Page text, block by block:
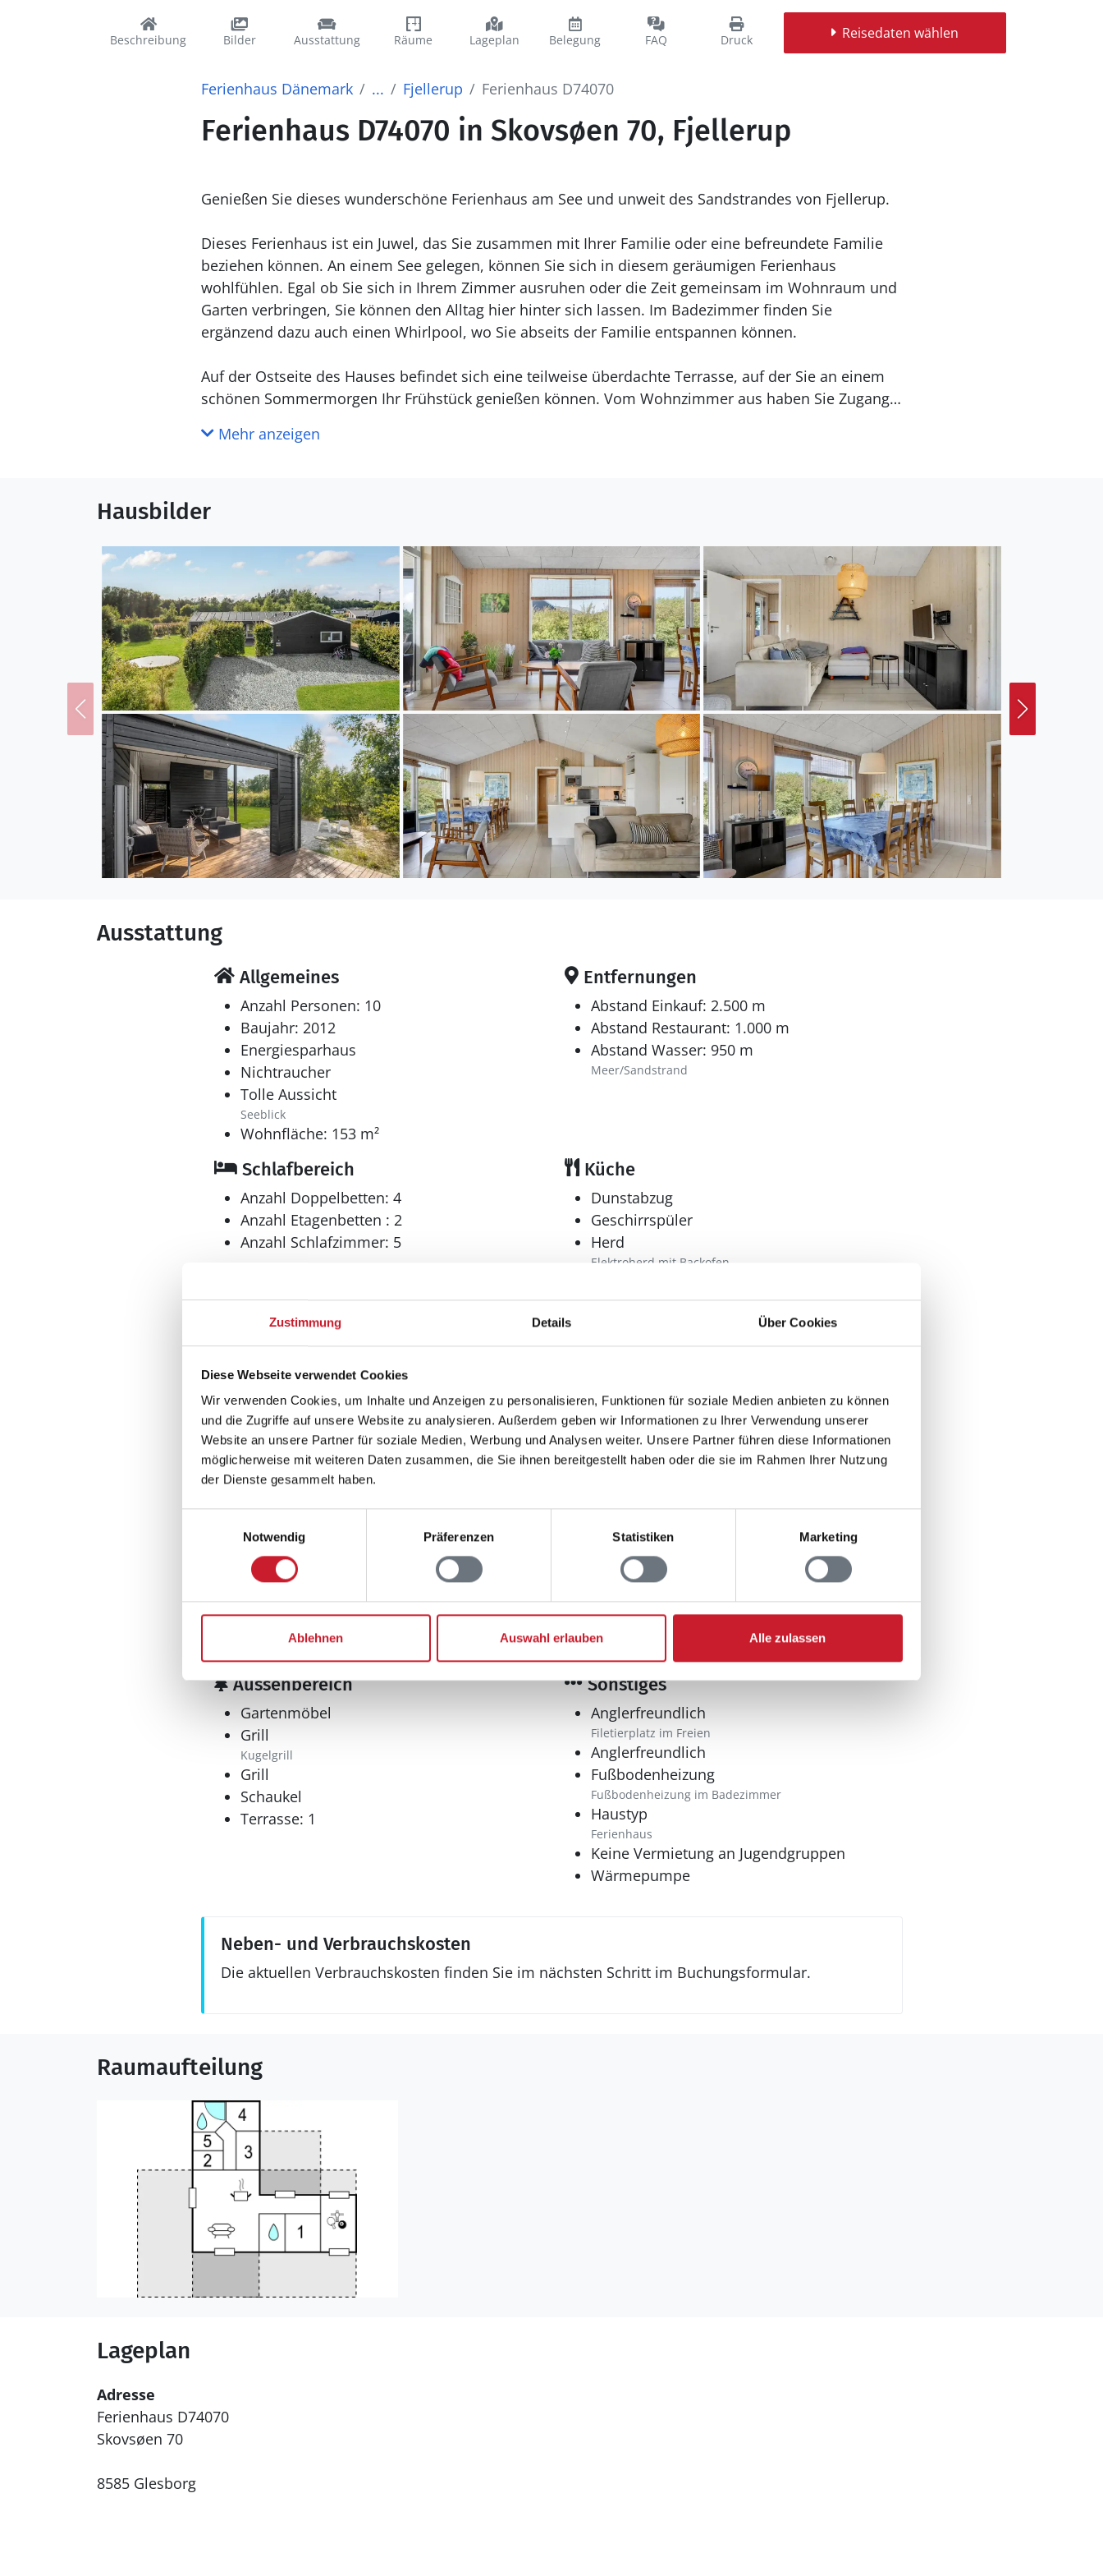
Zustimmung Details Über Cookies
Diese Webseite verwendet Cookies
Wir verwenden Cookies, um Inhalte und Anzeigen zu personalisieren, Funktionen für soziale Medien anbieten zu können
und die Zugriffe auf unsere Website zu analysieren. Außerdem geben wir Informationen zu Ihrer Verwendung unserer
Website an unsere Partner für soziale Medien, Werbung und Analysen weiter. Unsere Partner führen diese Informationen
möglicherweise mit weiteren Daten zusammen, die Sie ihnen bereitgestellt haben oder die sie im Rahmen Ihrer Nutzung
der Dienste gesammelt haben.
Notwendig
Präferenzen Statistiken Marketing
Ablehnen Auswahl erlauben Alle zulassen
Beschreibung Bilder Ausstattung Räume Lageplan Belegung FAQ Druck Reisedaten wählen
Ferienhaus Dänemark ... Fjellerup Ferienhaus D74070
Ferienhaus D74070 in Skovsøen 70, Fjellerup
Genießen Sie dieses wunderschöne Ferienhaus am See und unweit des Sandstrandes von Fjellerup.
Dieses Ferienhaus ist ein Juwel, das Sie zusammen mit Ihrer Familie oder eine befreundete Familie
beziehen können. An einem See gelegen, können Sie sich in diesem geräumigen Ferienhaus
wohlfühlen. Egal ob Sie sich in Ihrem Zimmer ausruhen oder die Zeit gemeinsam im Wohnraum und
Garten verbringen, Sie können den Alltag hier hinter sich lassen. Im Badezimmer finden Sie
ergänzend dazu auch einen Whirlpool, wo Sie abseits der Familie entspannen können.
Auf der Ostseite des Hauses befindet sich eine teilweise überdachte Terrasse, auf der Sie an einem
schönen Sommermorgen Ihr Frühstück genießen können. Vom Wohnzimmer aus haben Sie Zugang
genießen können. Diese Umgebung kann die Kulisse für viele gemütliche Grillabende mit Familie und
Reinigungsbereich aufbewahren.
Zum schönen Sandstrand gelangen Sie bequem mit Ihren Fahrrädern oder durch einen schönen
Spaziergang. Der Strand von Fjellerup gehört zur sogenannten Dänischen Riviera und bietet Ihnen ein
fantastisches Badeerlebnis. Baden Sie im herrlichen Wasser und relaxen Sie auf Ihrem Handtuch auf
dem Sand. Tolle Radtouren können Sie entlang der Küste unternehmen um die schöne Natur zu
erleben.
Mehr anzeigen
Hausbilder
Ausstattung
Allgemeines
Anzahl Personen: 10
Baujahr: 2012
Energiesparhaus
Nichtraucher
Tolle Aussicht
Seeblick
Wohnfläche: 153 m²
Entfernungen
Abstand Einkauf: 2.500 m
Abstand Restaurant: 1.000 m
Abstand Wasser: 950 m
Meer/Sandstrand
Schlafbereich
Anzahl Doppelbetten: 4
Anzahl Etagenbetten : 2
Anzahl Schlafzimmer: 5
Küche
Dunstabzug
Geschirrspüler
Herd
Elektroherd mit Backofen
Kühlschrank
Tiefkühler: 40 l
Bad
Anzahl Duschen: 2
Anzahl Badezimmer: 2
Anzahl Toiletten: 2
Waschmaschine
Wellness
Whirlpool
Multimedia
Deutsches Fernsehen
Spieleangebot
Bocciabahn
Tischfußball
Aussenbereich
Gartenmöbel
Grill
Kugelgrill
Grill
Schaukel
Terrasse: 1
Sonstiges
Anglerfreundlich
Filetierplatz im Freien
Anglerfreundlich
Fußbodenheizung
Fußbodenheizung im Badezimmer
Haustyp
Ferienhaus
Keine Vermietung an Jugendgruppen
Wärmepumpe
Neben- und Verbrauchskosten
Die aktuellen Verbrauchskosten finden Sie im nächsten Schritt im Buchungsformular.
Raumaufteilung
Lageplan
Adresse
Ferienhaus D74070
Skovsøen 70
8585 Glesborg